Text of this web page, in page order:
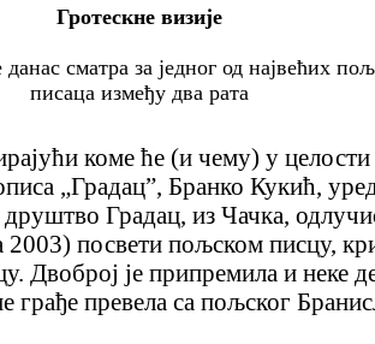
Гротескне визије
сматра за једног од највећих
писаца између два рата
коме ће (и чему) у целости
„Градац”, Бранко Кукић,
Градац, из Чачка,
2003) посвети пољском писцу,
Двоброј је припремила и неке
грађе превела са пољског